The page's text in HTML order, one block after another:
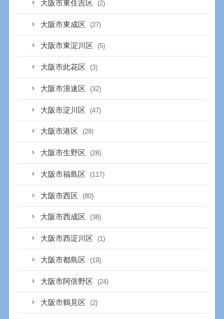
大阪市東住吉区 (2)
大阪市東成区 (27)
大阪市東淀川区 (5)
大阪市此花区 (3)
大阪市浪速区 (32)
大阪市淀川区 (47)
大阪市港区 (29)
大阪市生野区 (28)
大阪市福島区 (117)
大阪市西区 (80)
大阪市西成区 (38)
大阪市西淀川区 (1)
大阪市都島区 (19)
大阪市阿倍野区 (24)
大阪市鶴見区 (2)